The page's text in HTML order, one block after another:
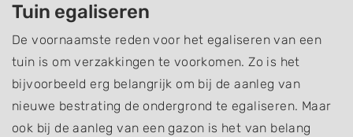
Tuin egaliseren
De voornaamste reden voor het egaliseren van een
tuin is om verzakkingen te voorkomen. Zo is het
bijvoorbeeld erg belangrijk om bij de aanleg van
nieuwe bestrating de ondergrond te egaliseren. Maar
ook bij de aanleg van een gazon is het van belang